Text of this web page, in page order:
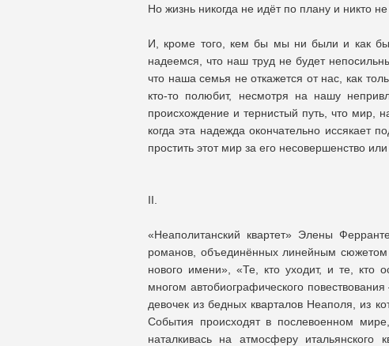
Но жизнь никогда не идёт по плану и никто
И, кроме того, кем бы мы ни были и как
надеемся, что наш труд не будет
что наша семья не откажется от нас, как
кто-то полюбит, несмотря на нашу
происхождение и тернистый путь, что мир,
когда эта надежда окончательно иссякает
простить этот мир за его несовершенство
II.
«Неаполитанский квартет» Элены
романов, объединённых линейным
нового имени», «Те, кто уходит, и те, кто
многом автобиографического
девочек из бедных кварталов Неаполя, из
События происходят в послевоенном
наталкивась на атмосферу